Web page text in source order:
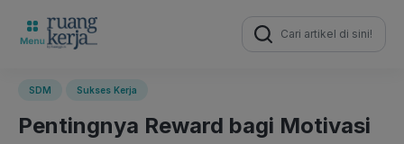
Search
for:
SDM Sukses Kerja
Pentingnya Reward bagi Motivasi